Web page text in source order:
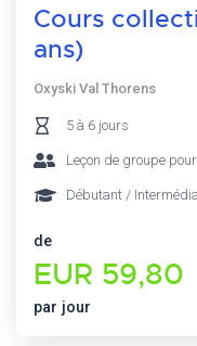
Cours
ans)
Oxyski Val Thorens
5 à 6 jours
Leçon de groupe
Débutant /
de
EUR 59,80
par jour